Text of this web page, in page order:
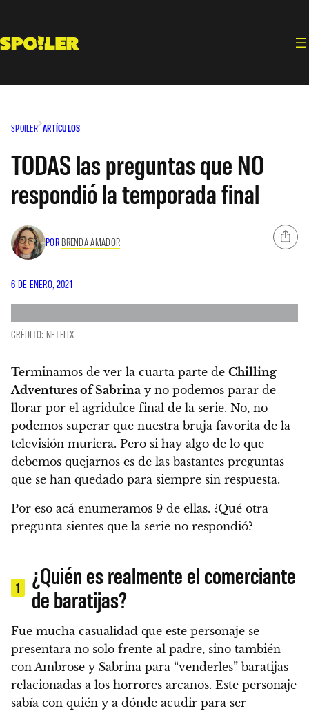
contenido
SPOILER ARTÍCULOS
TODAS las preguntas que NO
respondió la temporada final
POR BRENDA AMADOR
6 DE ENERO, 2021
CRÉDITO: NETFLIX
Terminamos de ver la cuarta parte de Chilling
Adventures of Sabrina y no podemos parar de
llorar por el agridulce final de la serie. No, no
podemos superar que nuestra bruja favorita de la
televisión muriera. Pero si hay algo de lo que
debemos quejarnos es de las bastantes preguntas
que se han quedado para siempre sin respuesta.
Por eso acá enumeramos 9 de ellas. ¿Qué otra
pregunta sientes que la serie no respondió?
1
¿Quién es realmente el comerciante
de baratijas?
Fue mucha casualidad que este personaje se
presentara no solo frente al padre, sino también
con Ambrose y Sabrina para “venderles” baratijas
relacionadas a los horrores arcanos. Este personaje
sabía con quién y a dónde acudir para ser